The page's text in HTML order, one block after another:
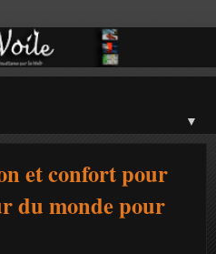
▼
et confort pour
du monde pour